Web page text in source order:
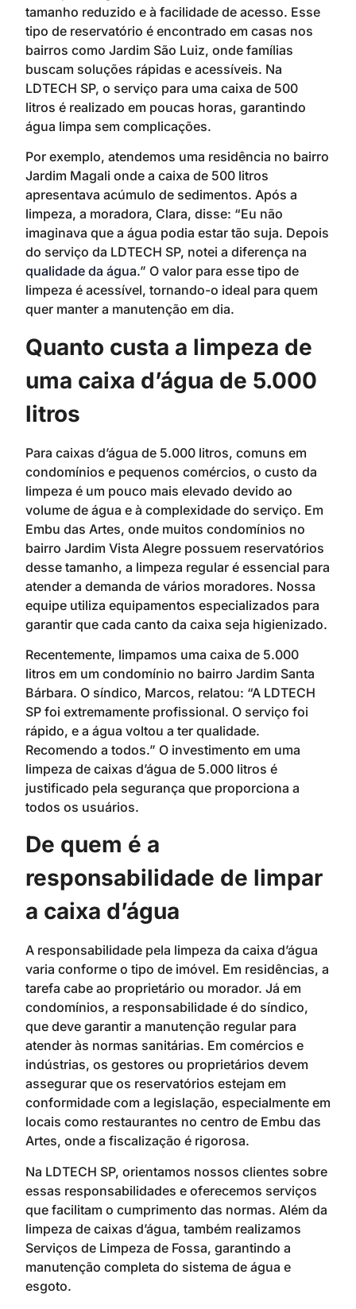
tamanho reduzido e à facilidade de acesso. Esse
tipo de reservatório é encontrado em casas nos
bairros como Jardim São Luiz, onde famílias
buscam soluções rápidas e acessíveis. Na
LDTECH SP, o serviço para uma caixa de 500
litros é realizado em poucas horas, garantindo
água limpa sem complicações.
Por exemplo, atendemos uma residência no bairro
Jardim Magali onde a caixa de 500 litros
apresentava acúmulo de sedimentos. Após a
limpeza, a moradora, Clara, disse: “Eu não
imaginava que a água podia estar tão suja. Depois
do serviço da LDTECH SP, notei a diferença na
qualidade da água.” O valor para esse tipo de
limpeza é acessível, tornando-o ideal para quem
quer manter a manutenção em dia.
Quanto custa a limpeza de
uma caixa d’água de 5.000
litros
Para caixas d’água de 5.000 litros, comuns em
condomínios e pequenos comércios, o custo da
limpeza é um pouco mais elevado devido ao
volume de água e à complexidade do serviço. Em
Embu das Artes, onde muitos condomínios no
bairro Jardim Vista Alegre possuem reservatórios
desse tamanho, a limpeza regular é essencial para
atender a demanda de vários moradores. Nossa
equipe utiliza equipamentos especializados para
garantir que cada canto da caixa seja higienizado.
Recentemente, limpamos uma caixa de 5.000
litros em um condomínio no bairro Jardim Santa
Bárbara. O síndico, Marcos, relatou: “A LDTECH
SP foi extremamente profissional. O serviço foi
rápido, e a água voltou a ter qualidade.
Recomendo a todos.” O investimento em uma
limpeza de caixas d’água de 5.000 litros é
justificado pela segurança que proporciona a
todos os usuários.
De quem é a
responsabilidade de limpar
a caixa d’água
A responsabilidade pela limpeza da caixa d’água
varia conforme o tipo de imóvel. Em residências, a
tarefa cabe ao proprietário ou morador. Já em
condomínios, a responsabilidade é do síndico,
que deve garantir a manutenção regular para
atender às normas sanitárias. Em comércios e
indústrias, os gestores ou proprietários devem
assegurar que os reservatórios estejam em
conformidade com a legislação, especialmente em
locais como restaurantes no centro de Embu das
Artes, onde a fiscalização é rigorosa.
Na LDTECH SP, orientamos nossos clientes sobre
essas responsabilidades e oferecemos serviços
que facilitam o cumprimento das normas. Além da
limpeza de caixas d’água, também realizamos
Serviços de Limpeza de Fossa, garantindo a
manutenção completa do sistema de água e
esgoto.